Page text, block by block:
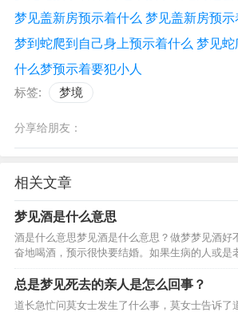
梦见盖新房预示着什么 梦见盖新房预
什么梦预示着要犯小人
标签:
梦境
分享给朋友：
相关文章
梦见酒是什么意思
酒是什么意思梦见酒是什么意思？做梦梦见酒好
奋地喝酒，预示很快要结婚。如果生病的人或是
而尽，还暗示可能会遇到危险。妻子梦见给丈夫
男人梦见给妻子或情人一杯酒，夫妻或情人会恩
总是梦见死去的亲人是怎么回事？
道长急忙问莫女士发生了什么事，莫女士告诉了